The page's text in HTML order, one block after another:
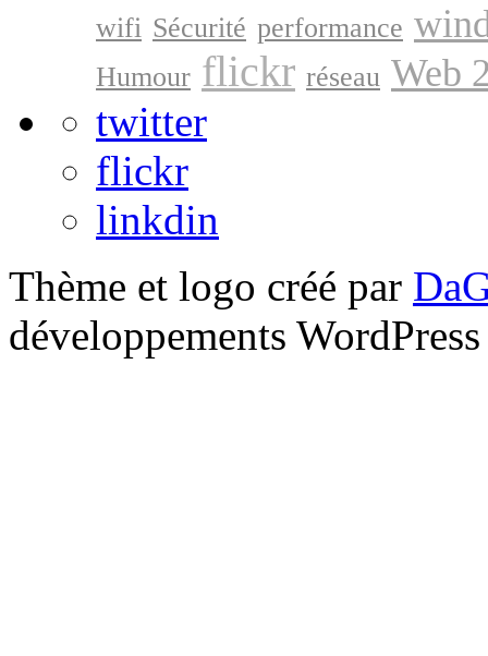
wifi Sécurité performance
Humour flickr réseau Web
twitter
flickr
linkdin
Thème et logo créé par
développements